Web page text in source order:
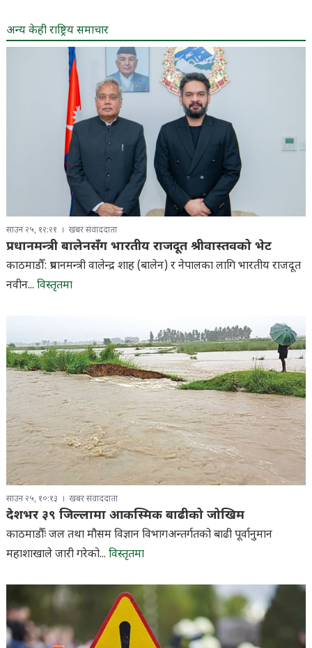
अन्य केही राष्ट्रिय समाचार
साउन २५, १२:२१ खबर संवाददाता
प्रधानमन्त्री बालेनसँग भारतीय राजदूत श्रीवास्तवको भेट
काठमाडौँ: प्रधानमन्त्री वालेन्द्र शाह (बालेन) र नेपालका लागि भारतीय राजदूत
नवीन... विस्तृतमा
साउन २५, १०:१३ खबर संवाददाता
देशभर ३९ जिल्लामा आकस्मिक बाढीको जोखिम
काठमाडौँः जल तथा मौसम विज्ञान विभागअन्तर्गतको बाढी पूर्वानुमान
महाशाखाले जारी गरेको... विस्तृतमा